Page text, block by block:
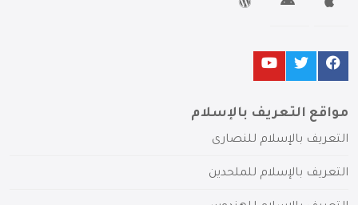
مواقع التعريف بالإسلام
التعريف بالإسلام للنصارى
التعريف بالإسلام للملحدين